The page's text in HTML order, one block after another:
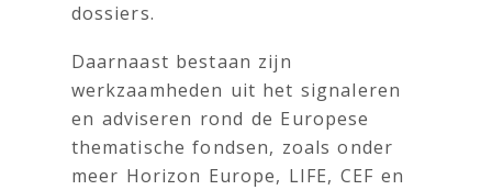
dossiers.
Daarnaast bestaan zijn
werkzaamheden uit het signaleren
en adviseren rond de Europese
thematische fondsen, zoals onder
meer Horizon Europe, LIFE, CEF en